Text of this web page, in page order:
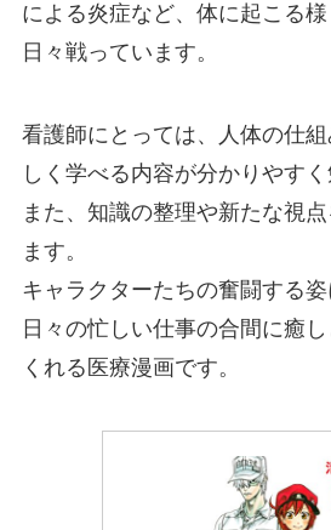
による炎症など、体に起こる
日々戦っています。
看護師にとっては、人体の仕
しく学べる内容が分かりやすく
また、知識の整理や新たな視
ます。
キャラクターたちの奮闘する姿
日々の忙しい仕事の合間に癒
くれる医療漫画です。